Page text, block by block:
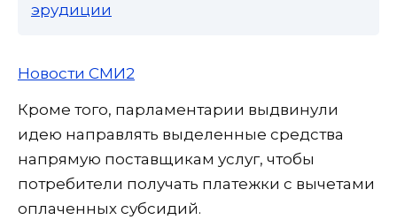
эрудиции
Новости СМИ2
Кроме того, парламентарии выдвинули
идею направлять выделенные средства
напрямую поставщикам услуг, чтобы
потребители получать платежки с вычетами
оплаченных субсидий.